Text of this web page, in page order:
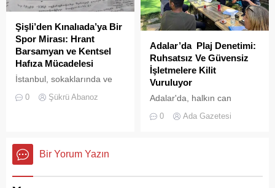
Şişli’den Kınalıada’ya Bir
Spor Mirası: Hrant
Barsamyan ve Kentsel
Hafıza Mücadelesi
İstanbul, sokaklarında ve
yüzyıllardır biriktirdiği çok
0 Şükrü Abanoz
Adalar’da Plaj Denetimi:
Ruhsatsız Ve Güvensiz
İşletmelere Kilit
Vuruluyor
Adalar'da, halkın can
güvenliğini sağlamak ve
haksız işgallerin önüne
0 Ada Gazetesi
Bir Yorum Yazın